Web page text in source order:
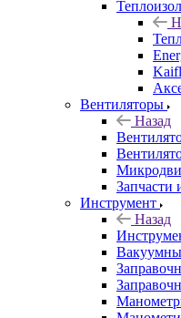
Вентиляторы
Назад
Запчасти
Инструмент
Назад